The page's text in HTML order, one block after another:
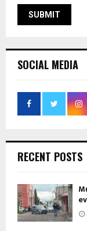
SOCIAL MEDIA
RECENT POSTS